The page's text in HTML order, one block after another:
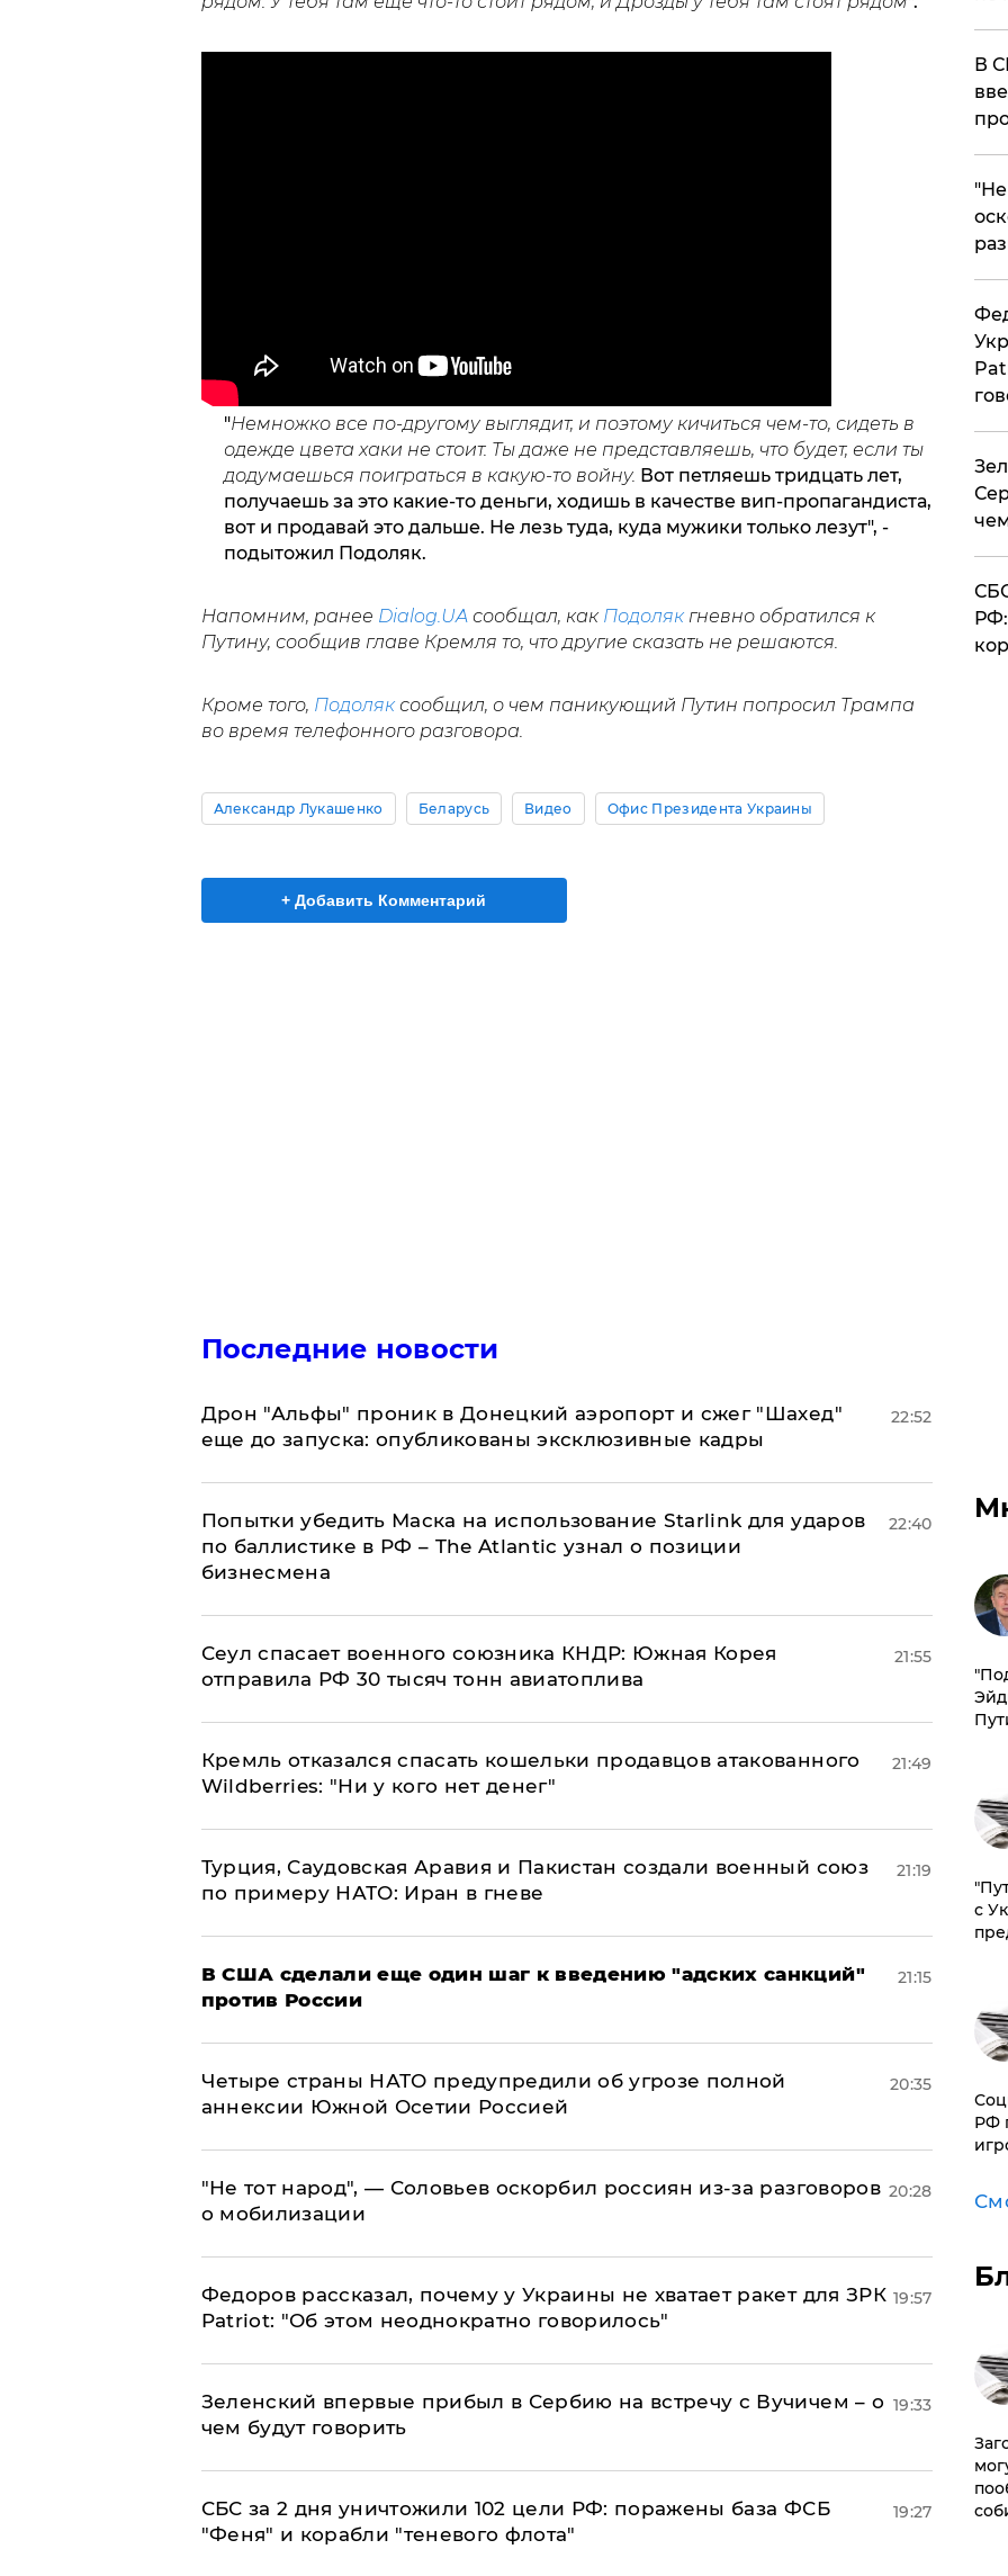
"Немножко все по-другому выглядит, и поэтому кичиться чем-то, сидеть в
одежде цвета хаки не стоит. Ты даже не представляешь, что будет, если ты
додумаешься поиграться в какую-то войну. Вот петляешь тридцать лет,
получаешь за это какие-то деньги, ходишь в качестве вип-пропагандиста,
вот и продавай это дальше. Не лезь туда, куда мужики только лезут", -
подытожил Подоляк.
Напомним, ранее Dialog.UAсообщал, как Подолякгневно обратился к
Путину, сообщив главе Кремля то, что другие сказать не решаются.
Кроме того, Подоляксообщил, о чем паникующий Путин попросил Трампа
во время телефонного разговора.
Александр Лукашенко Беларусь Видео Офис Президента Украины
+ Добавить Комментарий
Последние новости
Дрон "Альфы" проник в Донецкий аэропорт и сжег "Шахед"
еще до запуска: опубликованы эксклюзивные кадры
22:52
Попытки убедить Маска на использование Starlink для ударов
по баллистике в РФ – The Atlantic узнал о позиции
бизнесмена
22:40
​Сеул спасает военного союзника КНДР: Южная Корея
отправила РФ 30 тысяч тонн авиатоплива
21:55
Кремль отказался спасать кошельки продавцов атакованного
Wildberries: "Ни у кого нет денег"
21:49
Турция, Саудовская Аравия и Пакистан создали военный союз
по примеру НАТО: Иран в гневе
21:19
В США сделали еще один шаг к введению "адских санкций"
против России
21:15
Четыре страны НАТО предупредили об угрозе полной
аннексии Южной Осетии Россией
20:35
​"Не тот народ", — Соловьев оскорбил россиян из-за разговоров
о мобилизации
20:28
Федоров рассказал, почему у Украины не хватает ракет для ЗРК
Patriot: "Об этом неоднократно говорилось"
19:57
Зеленский впервые прибыл в Сербию на встречу с Вучичем – о
чем будут говорить
19:33
СБС за 2 дня уничтожили 102 цели РФ: поражены база ФСБ
"Феня" и корабли "теневого флота"
19:27
В
с
РФ